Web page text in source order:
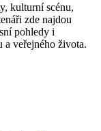
kulturní scénu,
zde najdou
pohledy i
a veřejného života.